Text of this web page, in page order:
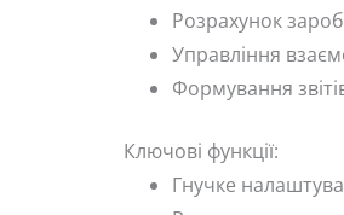
Розрахунок
Управління
Формування
Ключові функції:
Гнучке